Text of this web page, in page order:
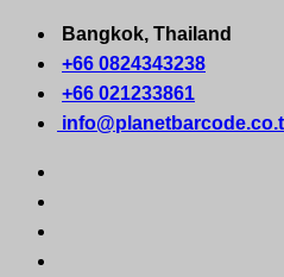
Skip
content
Bangkok, Thailand
+66 0824343238
+66 021233861